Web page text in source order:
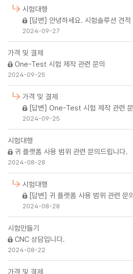
시험대행
[답변] 안녕하세요. 시험솔루션 견적
2024-09-27
가격 및 결제
One-Test 시험 제작 관련 문의
2024-09-25
가격 및 결제
[답변] One-Test 시험 제작 관련 문
2024-09-25
시험대행
귀 플랫폼 사용 범위 관련 문의드립니다.
2024-08-28
시험대행
[답변] 귀 플랫폼 사용 범위 관련 문
2024-08-28
시험만들기
CNC 상담입니다.
2024-08-22
가격 및 결제